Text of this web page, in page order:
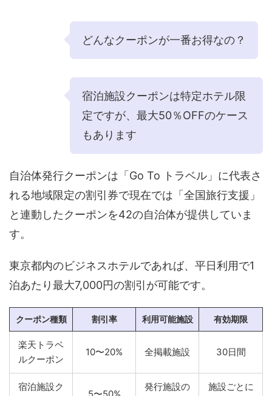
どんなクーポンが一番お得なの？
宿泊施設クーポンは特定ホテル限
定ですが、最大50％OFFのケース
もあります
自治体発行クーポンは「Go To トラベル」に代表さ
れる地域限定の割引券で現在では「全国旅行支援」
と連動したクーポンを42の自治体が提供していま
す。
東京都内のビジネスホテルであれば、平日利用で1
泊あたり最大7,000円の割引が可能です。
クーポン種類 割引率 利用可能施設 有効期限
楽天トラベ
ルクーポン
10〜20% 全掲載施設 30日間
宿泊施設ク
発行施設の
施設ごとに